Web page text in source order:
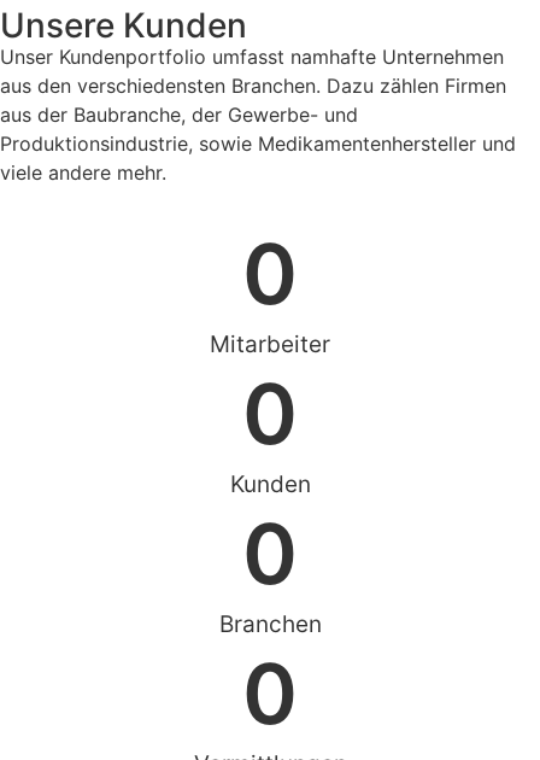
Unsere Kunden
Unser Kundenportfolio umfasst namhafte Unternehmen
aus den verschiedensten Branchen. Dazu zählen Firmen
aus der Baubranche, der Gewerbe- und
Produktionsindustrie, sowie Medikamentenhersteller und
viele andere mehr.
Mitarbeiter
0
Kunden
0
Branchen
0
0